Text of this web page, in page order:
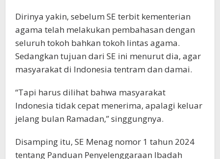
Dirinya yakin, sebelum SE terbit kementerian
agama telah melakukan pembahasan dengan
seluruh tokoh bahkan tokoh lintas agama.
Sedangkan tujuan dari SE ini menurut dia, agar
masyarakat di Indonesia tentram dan damai.
“Tapi harus dilihat bahwa masyarakat
Indonesia tidak cepat menerima, apalagi keluar
jelang bulan Ramadan,” singgungnya.
Disamping itu, SE Menag nomor 1 tahun 2024
tentang Panduan Penyelenggaraan Ibadah